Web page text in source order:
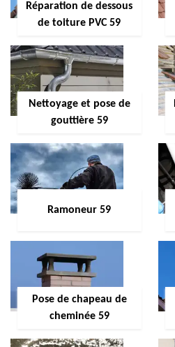
Réparation de dessous
de toiture PVC 59
Nettoyage et pose de
gouttière 59
Ramoneur 59
Pose de chapeau de
cheminée 59